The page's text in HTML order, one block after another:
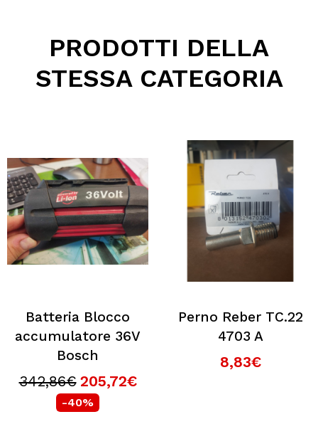
Posso contattarvi prima dell'acquisto?
Perché scegliere Elettromeccanica Calzolari?
PRODOTTI DELLA
STESSA CATEGORIA
Batteria Blocco
accumulatore 36V
Bosch
342,86€ 205,72€
-40%
Perno Reber TC.22
4703 A
8,83€